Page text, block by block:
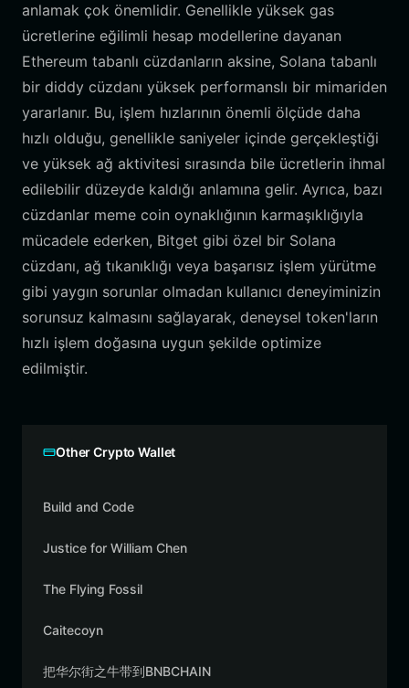
anlamak çok önemlidir. Genellikle yüksek gas
ücretlerine eğilimli hesap modellerine dayanan
Ethereum tabanlı cüzdanların aksine, Solana tabanlı
bir diddy cüzdanı yüksek performanslı bir mimariden
yararlanır. Bu, işlem hızlarının önemli ölçüde daha
hızlı olduğu, genellikle saniyeler içinde gerçekleştiği
ve yüksek ağ aktivitesi sırasında bile ücretlerin ihmal
edilebilir düzeyde kaldığı anlamına gelir. Ayrıca, bazı
cüzdanlar meme coin oynaklığının karmaşıklığıyla
mücadele ederken, Bitget gibi özel bir Solana
cüzdanı, ağ tıkanıklığı veya başarısız işlem yürütme
gibi yaygın sorunlar olmadan kullanıcı deneyiminizin
sorunsuz kalmasını sağlayarak, deneysel token'ların
hızlı işlem doğasına uygun şekilde optimize
edilmiştir.
Other Crypto Wallet
Build and Code
Justice for William Chen
The Flying Fossil
Caitecoyn
把华尔街之牛带到BNBCHAIN